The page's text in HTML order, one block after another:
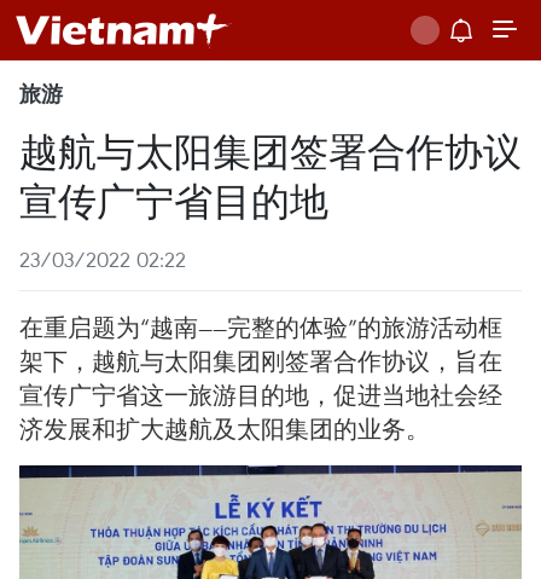
旅游
越航与太阳集团签署合作协议
宣传广宁省目的地
23/03/2022 02:22
在重启题为“越南——完整的体验”的旅游活动框
架下，越航与太阳集团刚签署合作协议，旨在
宣传广宁省这一旅游目的地，促进当地社会经
济发展和扩大越航及太阳集团的业务。